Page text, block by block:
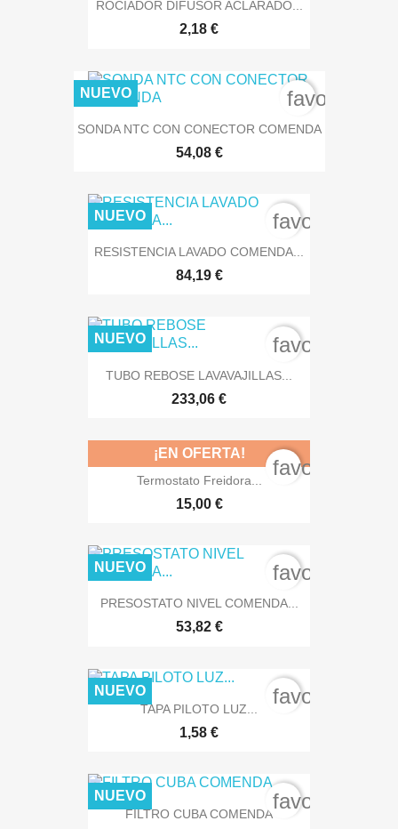
ROCIADOR DIFUSOR ACLARADO...
2,18 €
SONDA NTC CON CONECTOR COMENDA
54,08 €
NUEVO
RESISTENCIA LAVADO COMENDA...
84,19 €
NUEVO
TUBO REBOSE LAVAVAJILLAS...
233,06 €
NUEVO
Termostato Freidora...
15,00 €
¡EN OFERTA!
PRESOSTATO NIVEL COMENDA...
53,82 €
NUEVO
TAPA PILOTO LUZ...
1,58 €
NUEVO
FILTRO CUBA COMENDA
NUEVO